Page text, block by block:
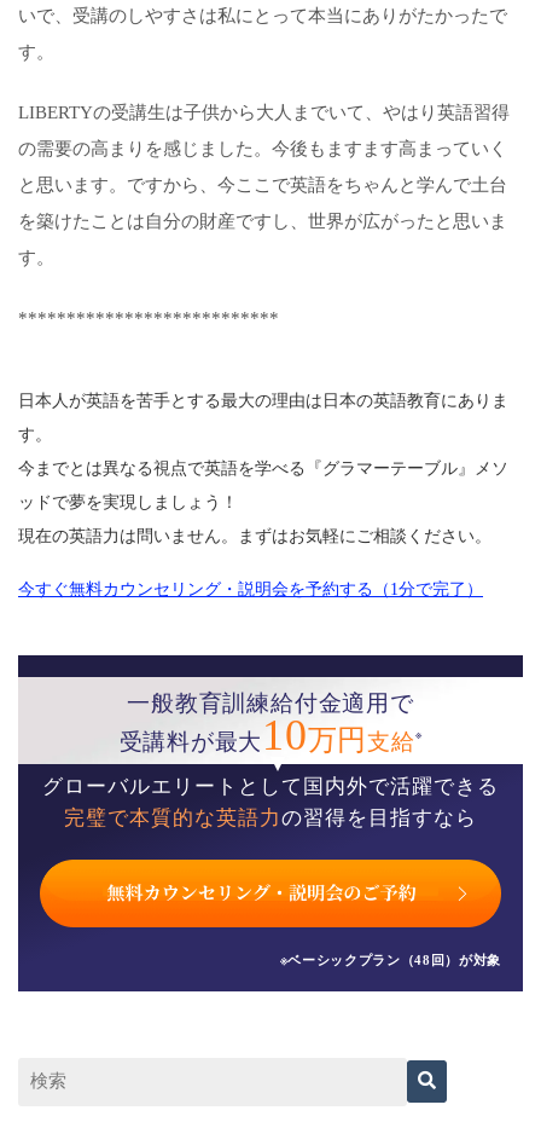
いで、受講のしやすさは私にとって本当にありがたかったで
す。
LIBERTYの受講生は子供から大人までいて、やはり英語習得
の需要の高まりを感じました。今後もますます高まっていく
と思います。ですから、今ここで英語をちゃんと学んで土台
を築けたことは自分の財産ですし、世界が広がったと思いま
す。
***************************
日本人が英語を苦手とする最大の理由は日本の英語教育にありま
す。
今までとは異なる視点で英語を学べる『グラマーテーブル』メソ
ッドで夢を実現しましょう！
現在の英語力は問いません。まずはお気軽にご相談ください。
今すぐ無料カウンセリング・説明会を予約する（1分で完了）
一般教育訓練給付金適用で
受講料が最大 10万円支給※
グローバルエリートとして国内外で活躍できる
完璧で本質的な英語力の習得を目指すなら
※ベーシックプラン（48回）が対象